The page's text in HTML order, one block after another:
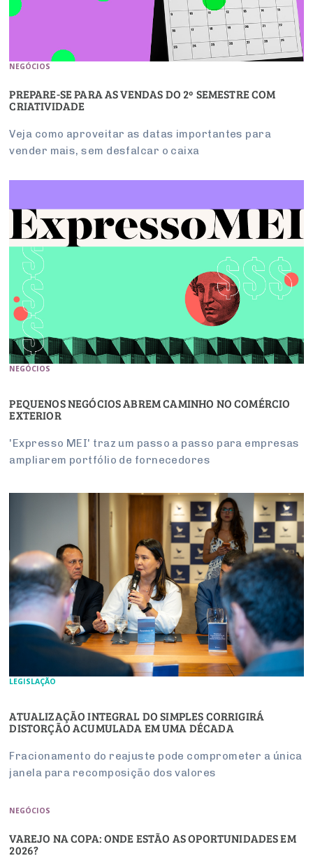
NEGÓCIOS
PREPARE-SE PARA AS VENDAS DO 2º SEMESTRE COM
CRIATIVIDADE
Veja como aproveitar as datas importantes para
vender mais, sem desfalcar o caixa
NEGÓCIOS
PEQUENOS NEGÓCIOS ABREM CAMINHO NO COMÉRCIO
EXTERIOR
'Expresso MEI' traz um passo a passo para empresas
ampliarem portfólio de fornecedores
LEGISLAÇÃO
ATUALIZAÇÃO INTEGRAL DO SIMPLES CORRIGIRÁ
DISTORÇÃO ACUMULADA EM UMA DÉCADA
Fracionamento do reajuste pode comprometer a única
janela para recomposição dos valores
NEGÓCIOS
VAREJO NA COPA: ONDE ESTÃO AS OPORTUNIDADES EM
2026?